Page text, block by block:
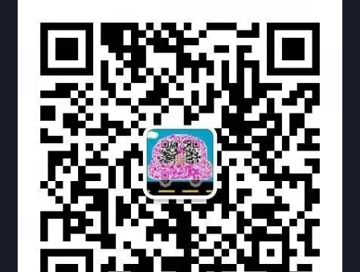
上海东方公证处海牙认证
上海黄浦公证处海牙认证
上海临港公证处海牙认证
上海卢湾公证处海牙认证
上海嘉定公证处海牙认证
上海宝山公证处海牙认证